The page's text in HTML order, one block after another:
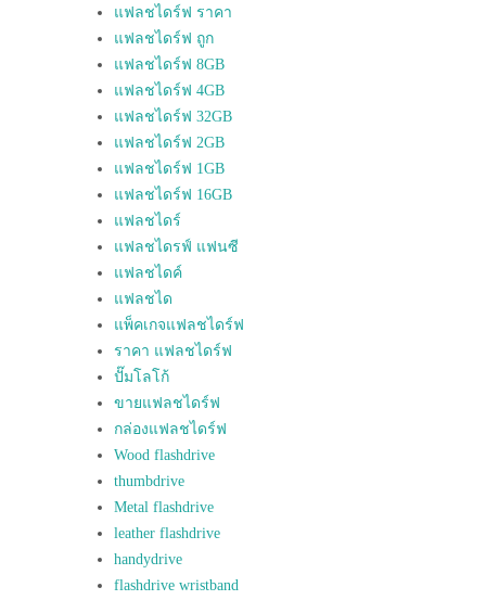
แฟลชไดร์ฟ ราคา
แฟลชไดร์ฟ ถูก
แฟลชไดร์ฟ 8GB
แฟลชไดร์ฟ 4GB
แฟลชไดร์ฟ 32GB
แฟลชไดร์ฟ 2GB
แฟลชไดร์ฟ 1GB
แฟลชไดร์ฟ 16GB
แฟลชไดร์
แฟลชไดรฟ์ แฟนซี
แฟลชไดค์
แฟลชได
แพ็คเกจแฟลชไดร์ฟ
ราคา แฟลชไดร์ฟ
ปั๊มโลโก้
ขายแฟลชไดร์ฟ
กล่องแฟลชไดร์ฟ
Wood flashdrive
thumbdrive
Metal flashdrive
leather flashdrive
handydrive
flashdrive wristband